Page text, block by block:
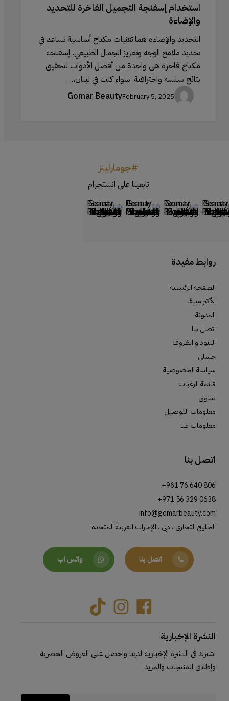
استخدام إسفنجة التجميل الفاخرة للتحديد
والإضاءة
التحديد والإضاءة هما تقنيات مكياج أساسية تساعد في
تحديد ملامح الوجه وتعزيز الجمال الطبيعي. إسفنجة
مكياج فاخرة هي واحدة من أفضل الأدوات لتحقيق
نتائج سلسة واحترافية. سواء كنت في لبنان،…
Gomar BeautyFebruary 5, 2025
#جومارلينز
تابعينا على انستجرام
روابط مفيدة
الصفحة الرئيسية
الأكثر مبيعًا
المدونة
اتصل بنا
البنود و الظروف
حسابي
سياسة الخصوصية
قائمة الرغبات
تسوق
معلومات التوصيل
معلومات عنا
اتصل بنا
+961 76 640 806
+971 56 329 0638
info@gomarbeauty.com
الخليج التجاري ، دبي ، الإمارات العربية المتحدة
اتصل بنا واتس اب
Facebook
Instagram
Tiktok
النشرة الإخبارية
اشترك في النشرة الإخبارية لدينا واحصل على العروض الحصرية
وإطلاق المنتجات والمزيد